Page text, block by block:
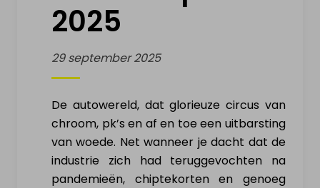
VERKOOP ELEKTRISCH
VOERTUIG
Mijn elektrische wagen
Mijn elektrische moto
Mijn elektrische fiets
2025
29 september 2025
De autowereld, dat glorieuze circus van
chroom, pk’s en af en toe een uitbarsting
van woede. Net wanneer je dacht dat de
industrie zich had teruggevochten na
pandemieën, chiptekorten en genoeg